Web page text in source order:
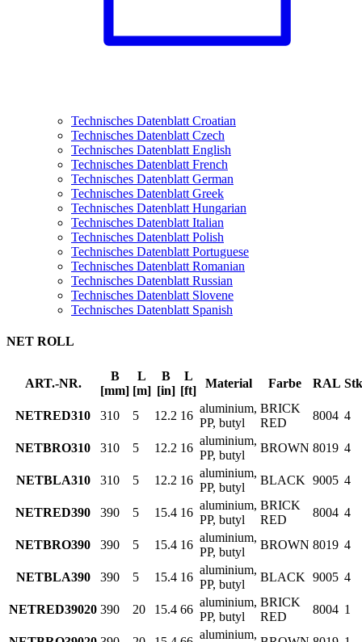
Technisches Datenblatt Croatian
Technisches Datenblatt Czech
Technisches Datenblatt English
Technisches Datenblatt French
Technisches Datenblatt German
Technisches Datenblatt Greek
Technisches Datenblatt Hungarian
Technisches Datenblatt Italian
Technisches Datenblatt Polish
Technisches Datenblatt Portuguese
Technisches Datenblatt Romanian
Technisches Datenblatt Russian
Technisches Datenblatt Slovene
Technisches Datenblatt Spanish
NET ROLL
ART.-NR.
B
[mm]
L
[m]
B
[in]
L
[ft]
Material Farbe RAL
NETRED310 310 5 12.2 16
aluminium,
PP, butyl
BRICK
RED
8004 4
NETBRO310 310 5 12.2 16
aluminium,
PP, butyl
BROWN 8019 4
NETBLA310 310 5 12.2 16
aluminium,
PP, butyl
BLACK 9005 4
NETRED390 390 5 15.4 16
aluminium,
PP, butyl
BRICK
RED
8004 4
NETBRO390 390 5 15.4 16
aluminium,
PP, butyl
BROWN 8019 4
NETBLA390 390 5 15.4 16
aluminium,
PP, butyl
BLACK 9005 4
NETRED39020 390 20 15.4 66
aluminium,
PP, butyl
BRICK
RED
8004 1
aluminium,